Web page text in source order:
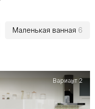
Маленькая ванная 6
Вариант 2